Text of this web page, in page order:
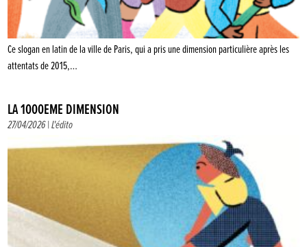
Ce slogan en latin de la ville de Paris, qui a pris une dimension particulière après les
attentats de 2015,…
LA 1000ÈME DIMENSION
27/04/2026 |L'édito